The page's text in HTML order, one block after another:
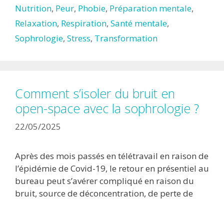
Nutrition, Peur, Phobie, Préparation mentale,
Relaxation, Respiration, Santé mentale,
Sophrologie, Stress, Transformation
Comment s’isoler du bruit en
open-space avec la sophrologie ?
22/05/2025
Après des mois passés en télétravail en raison de
l’épidémie de Covid-19, le retour en présentiel au
bureau peut s’avérer compliqué en raison du
bruit, source de déconcentration, de perte de